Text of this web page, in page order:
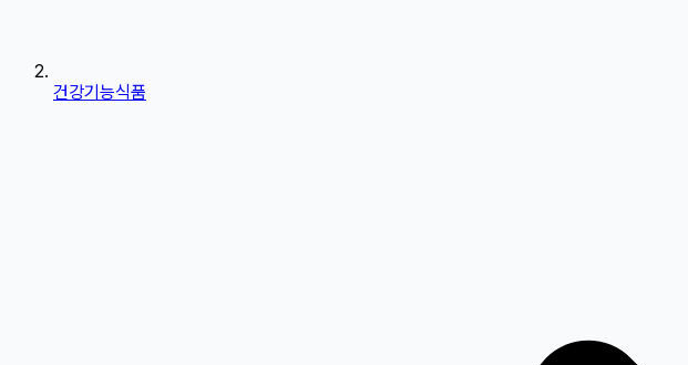
건강기능식품